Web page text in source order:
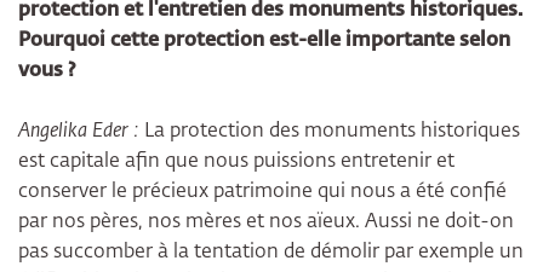
protection et l'entretien des monuments historiques.
Pourquoi cette protection est-elle importante selon
vous ?
Angelika Eder : La protection des monuments historiques
est capitale afin que nous puissions entretenir et
conserver le précieux patrimoine qui nous a été confié
par nos pères, nos mères et nos aïeux. Aussi ne doit-on
pas succomber à la tentation de démolir par exemple un